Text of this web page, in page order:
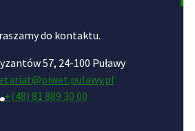
do kontaktu.
57, 24-100 Puławy
+(48) 81 889 30 00